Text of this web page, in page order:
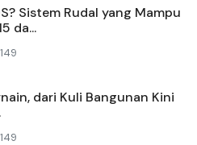
Sistem Rudal yang Mampu
da...
149
dari Kuli Bangunan Kini
149